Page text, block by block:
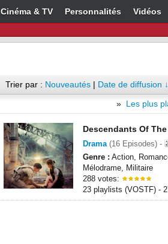
Cinéma & TV Personnalités Vidéos
Trier par : Nouveautés | Date de diffusion ↓
» Les plus
Descendants Of
Drama(16 Episodes) -
Genre : Action,
Mélodrame, Militaire
288 votes:
23 playlists (VOSTF) -